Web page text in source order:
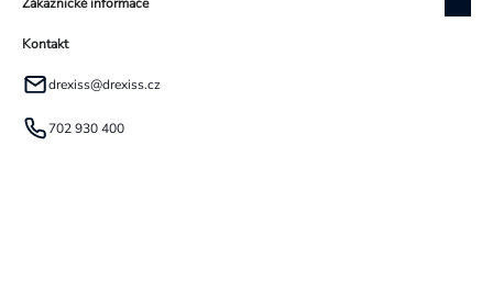
Zákaznické informace
Kontakt
drexiss@drexiss.cz
702 930 400